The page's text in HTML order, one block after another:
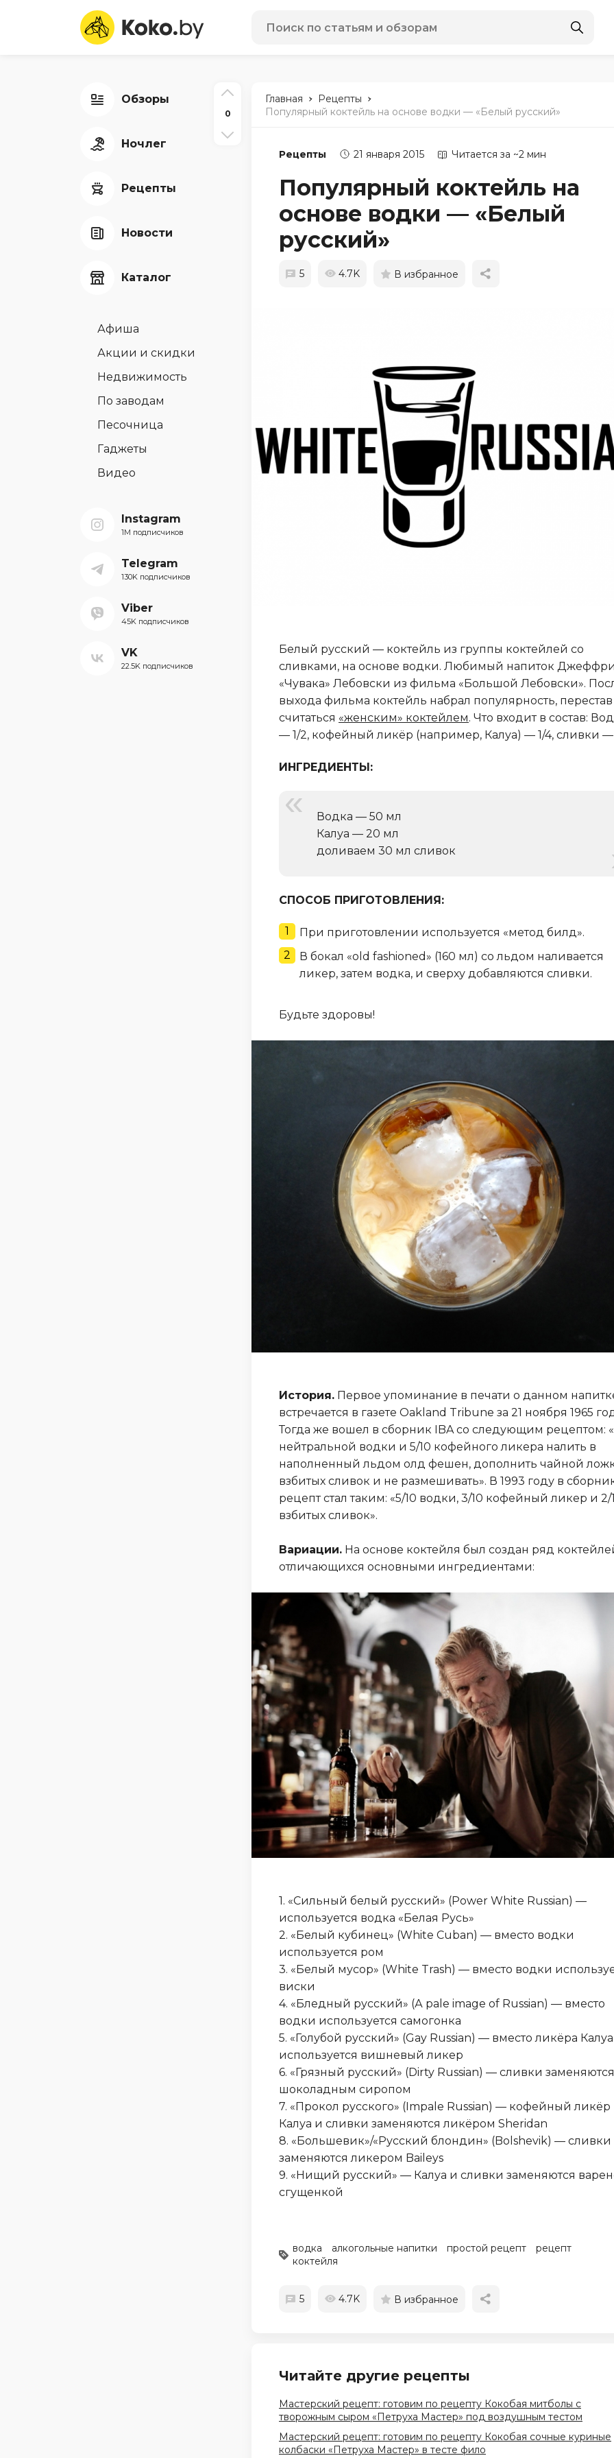
Обзоры
Ночлег
Рецепты
Новости
Каталог
Афиша
Акции и скидки
Недвижимость
По заводам
Песочница
Гаджеты
Видео
Instagram
1M подписчиков
Telegram
130K подписчиков
Viber
45K подписчиков
VK
22.5K подписчиков
0
Главная - Рецепты -
Популярный коктейль на основе водки — «Белый русский»
Рецепты 21 января 2015 Читается за ~2 мин
Популярный коктейль на
основе водки — «Белый
русский»
5 4.7K В избранное
Белый русский — коктейль из группы коктейлей со
сливками, на основе водки. Любимый напиток
«Чувака» Лебовски из фильма «Большой Лебовски».
выхода фильма коктейль набрал популярность, перестав
считаться «женским» коктейлем. Что входит в состав:
— 1/2, кофейный ликёр (например, Калуа) — 1/4, сливки —
ИНГРЕДИЕНТЫ:
Водка — 50 мл
Калуа — 20 мл
доливаем 30 мл сливок
СПОСОБ ПРИГОТОВЛЕНИЯ:
При приготовлении используется «метод билд».
В бокал «old fashioned» (160 мл) со льдом наливается
ликер, затем водка, и сверху добавляются сливки.
Будьте здоровы!
История. Первое упоминание в печати о данном
встречается в газете Oakland Tribune за 21 ноября 1965
Тогда же вошел в сборник IBA со следующим рецептом:
нейтральной водки и 5/10 кофейного ликера на­лить в
наполненный льдом олд фешен, дополнить чайной
взбитых сливок и не размешивать». В 1993 году в
рецепт стал таким: «5/10 водки, 3/10 кофейный ликер и 2/
взбитых сливок».
Вариации. На основе коктейля был создан ряд
отличающихся основными ингредиентами:
1. «Сильный белый русский» (Power White Russian) —
используется водка «Белая Русь»
2. «Белый кубинец» (White Cuban) — вместо водки
используется ром
3. «Белый мусор» (White Trash) — вместо водки
виски
4. «Бледный русский» (А pale image of Russian) — вместо
водки используется самогонка
5. «Голубой русский» (Gay Russian) — вместо ликёра Калуа
используется вишневый ликер
6. «Грязный русский» (Dirty Russian) — сливки заменяются
шоколадным сиропом
7. «Прокол русского» (Impale Russian) — кофейный ликёр
Калуа и сливки заменяются ликёром Sheridan
8. «Большевик»/«Русский блондин» (Bolshevik) — сливки
заменяются ликером Baileys
9. «Нищий русский» — Калуа и сливки заменяются
сгущенкой
водка алкогольные напитки простой рецепт
рецепт
коктейля
5 4.7K В избранное
Читайте другие рецепты
Мастерский рецепт: готовим по рецепту Кокобая митболы с
творожным сыром «Петруха Мастер» под воздушным тестом
Мастерский рецепт: готовим по рецепту Кокобая сочные куриные
колбаски «Петруха Мастер» в тесте фило